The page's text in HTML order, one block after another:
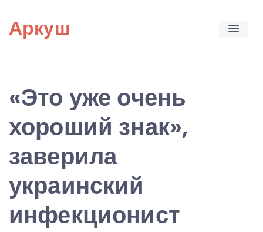
content
Аркуш
«Это уже очень
хороший знак»,
заверила
украинский
инфекционист